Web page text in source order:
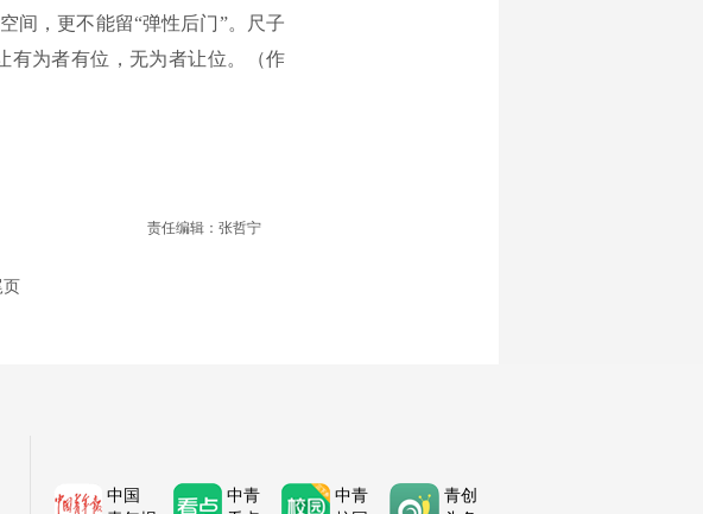
间，更不能留“弹性后门”。尺子
有为者有位，无为者让位。（作
责任编辑：张哲宁
中国
中青
中青
青创